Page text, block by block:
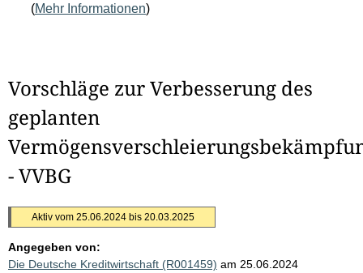
(Mehr Informationen)
Vorschläge zur Verbesserung des
geplanten
- VVBG
Aktiv vom 25.06.2024 bis 20.03.2025
Angegeben von:
Die Deutsche Kreditwirtschaft (R001459) am 25.06.2024